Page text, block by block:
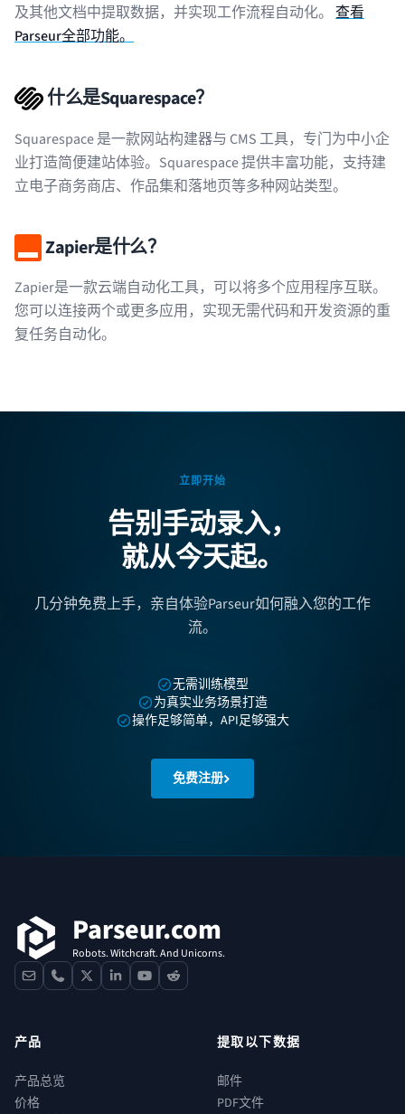
及其他文档中提取数据，并实现工作流程自动化。 查看
Parseur全部功能。
什么是Squarespace？
Squarespace 是一款网站构建器与 CMS 工具，专门为中小企
业打造简便建站体验。Squarespace 提供丰富功能，支持建
立电子商务商店、作品集和落地页等多种网站类型。
Zapier是什么？
Zapier是一款云端自动化工具，可以将多个应用程序互联。
您可以连接两个或更多应用，实现无需代码和开发资源的重
复任务自动化。
立即开始
告别手动录入，
就从今天起。
几分钟免费上手，亲自体验Parseur如何融入您的工作
流。
无需训练模型
为真实业务场景打造
操作足够简单，API足够强大
免费注册
Parseur.com
Robots. Witchcraft. And Unicorns.
contactphone
x linkedinyoutube
reddit
产品
产品总览
价格
提取以下数据
邮件
PDF文件